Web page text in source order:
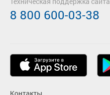
8 800 600-03-38